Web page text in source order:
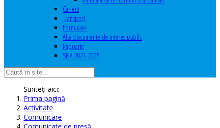
Carieră
Transport
Formulare
Alte documente de interes public
Rapoarte
SNA 2021-2025
Sunteți aici:
Prima pagină
Activitate
Comunicare